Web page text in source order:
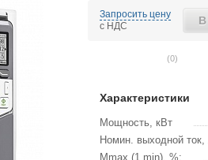
Запросить цену
с НДС
(0)
Характеристики
Мощность, кВт
Номин. выходной
Mmax (1 min), %: